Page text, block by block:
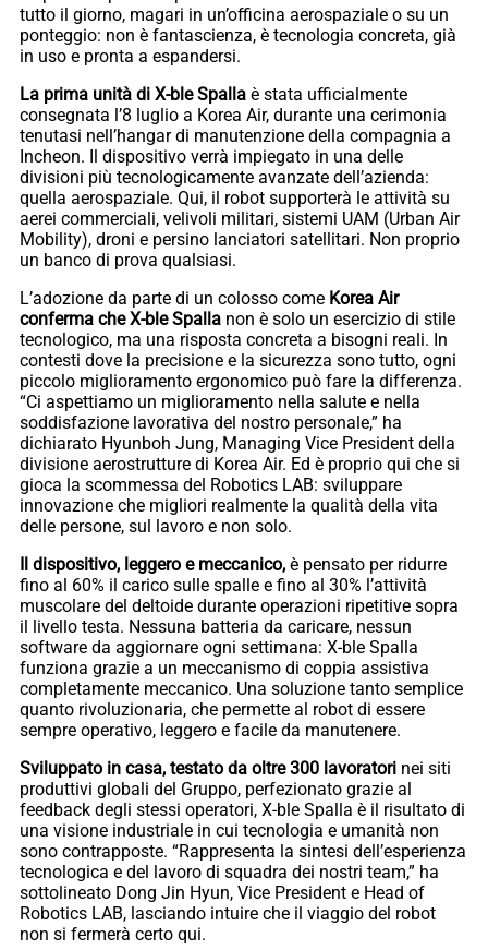
tutto il giorno, magari in un’officina aerospaziale o su un
ponteggio: non è fantascienza, è tecnologia concreta, già
in uso e pronta a espandersi.
La prima unità di X-ble Spalla è stata ufficialmente
consegnata l’8 luglio a Korea Air, durante una cerimonia
tenutasi nell’hangar di manutenzione della compagnia a
Incheon. Il dispositivo verrà impiegato in una delle
divisioni più tecnologicamente avanzate dell’azienda:
quella aerospaziale. Qui, il robot supporterà le attività su
aerei commerciali, velivoli militari, sistemi UAM (Urban Air
Mobility), droni e persino lanciatori satellitari. Non proprio
un banco di prova qualsiasi.
L’adozione da parte di un colosso come Korea Air
conferma che X-ble Spalla non è solo un esercizio di stile
tecnologico, ma una risposta concreta a bisogni reali. In
contesti dove la precisione e la sicurezza sono tutto, ogni
piccolo miglioramento ergonomico può fare la differenza.
“Ci aspettiamo un miglioramento nella salute e nella
soddisfazione lavorativa del nostro personale,” ha
dichiarato Hyunboh Jung, Managing Vice President della
divisione aerostrutture di Korea Air. Ed è proprio qui che si
gioca la scommessa del Robotics LAB: sviluppare
innovazione che migliori realmente la qualità della vita
delle persone, sul lavoro e non solo.
Il dispositivo, leggero e meccanico, è pensato per ridurre
fino al 60% il carico sulle spalle e fino al 30% l’attività
muscolare del deltoide durante operazioni ripetitive sopra
il livello testa. Nessuna batteria da caricare, nessun
software da aggiornare ogni settimana: X-ble Spalla
funziona grazie a un meccanismo di coppia assistiva
completamente meccanico. Una soluzione tanto semplice
quanto rivoluzionaria, che permette al robot di essere
sempre operativo, leggero e facile da manutenere.
Sviluppato in casa, testato da oltre 300 lavoratori nei siti
produttivi globali del Gruppo, perfezionato grazie al
feedback degli stessi operatori, X-ble Spalla è il risultato di
una visione industriale in cui tecnologia e umanità non
sono contrapposte. “Rappresenta la sintesi dell’esperienza
tecnologica e del lavoro di squadra dei nostri team,” ha
sottolineato Dong Jin Hyun, Vice President e Head of
Robotics LAB, lasciando intuire che il viaggio del robot
non si fermerà certo qui.